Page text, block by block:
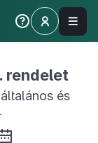
rendelet
és